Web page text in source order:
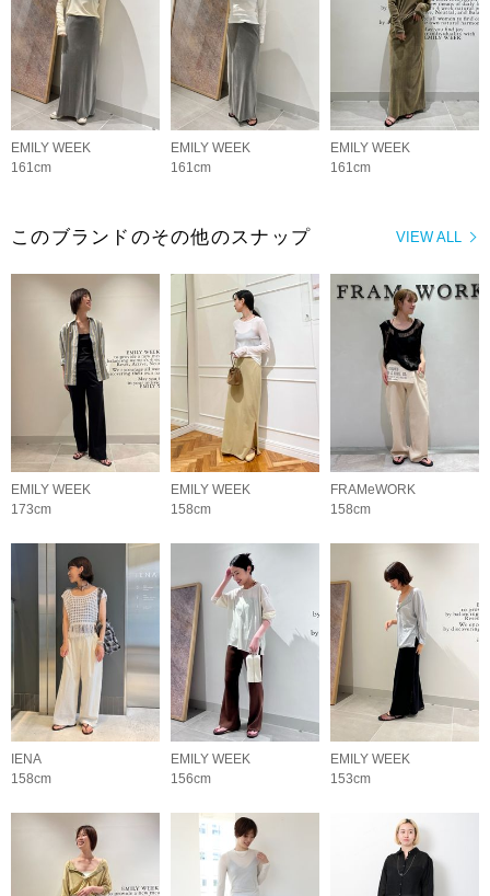
EMILY WEEK
161cm
EMILY WEEK
161cm
EMILY WEEK
161cm
VIEW ALL
このブランドのその他のスナップ
EMILY WEEK
173cm
EMILY WEEK
158cm
FRAMeWORK
158cm
IENA
158cm
EMILY WEEK
156cm
EMILY WEEK
153cm